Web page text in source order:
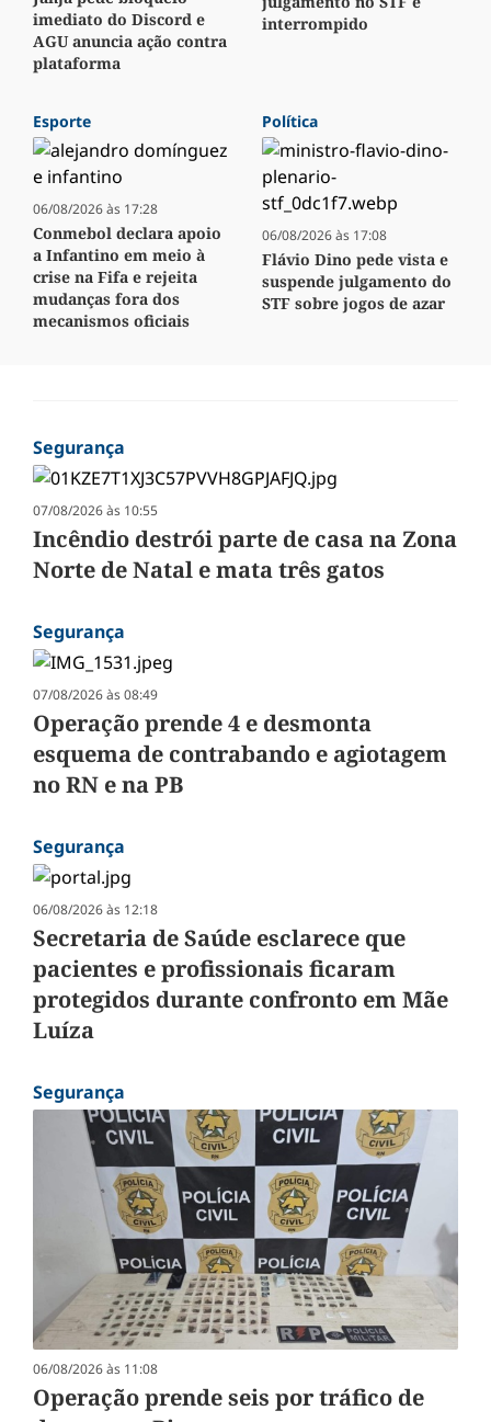
imediato do Discord e
AGU anuncia ação contra
plataforma
interrompido
Esporte
06/08/2026 às 17:28
Conmebol declara apoio
a Infantino em meio à
crise na Fifa e rejeita
mudanças fora dos
mecanismos oficiais
Política
06/08/2026 às 17:08
Flávio Dino pede vista e
suspende julgamento do
STF sobre jogos de azar
Segurança
07/08/2026 às 10:55
Incêndio destrói parte de casa na Zona
Norte de Natal e mata três gatos
Segurança
07/08/2026 às 08:49
Operação prende 4 e desmonta
esquema de contrabando e agiotagem
no RN e na PB
Segurança
06/08/2026 às 12:18
Secretaria de Saúde esclarece que
pacientes e profissionais ficaram
protegidos durante confronto em Mãe
Luíza
Segurança
06/08/2026 às 11:08
Operação prende seis por tráfico de